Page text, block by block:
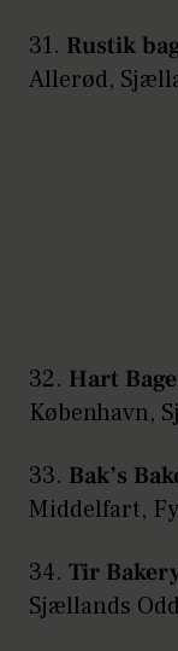
31. Rustik
Allerød,
32. Hart
København,
33. Bak’s
Middelfart,
34. Tir
Sjællands